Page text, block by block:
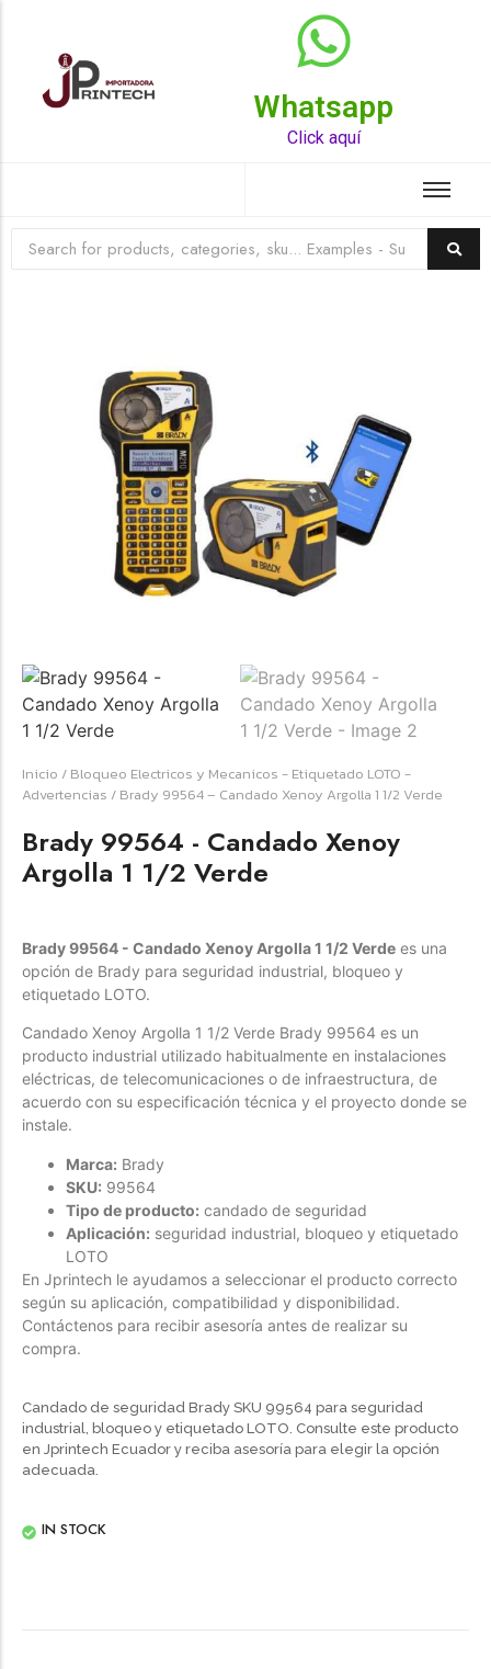
Whatsapp
Click aquí
Top Rated Product
☆☆☆ ☆☆
Raychem HVT-Z-253/353-G – PUNTA
TERMINAL UNIP INT 35KV 2/0-350 MCM
Terminal eléctrico Raychem SKU HVT-Z-253/353-G
industriales. Consulte este producto en Jprintech…
Womenswear
Another as studied
Forfeited you engrossed
Especially favourable
Menswear
Forfeited you engrossed
Another as studied
Forfeited you engrossed
Especially favourable
Video
Inicio / Bloqueo Electricos y Mecanicos - Etiquetado LOTO -
Advertencias / Brady 99564 – Candado Xenoy Argolla 1 1/2 Verde
Brady 99564 - Candado Xenoy
Argolla 1 1/2 Verde
Brady 99564 - Candado Xenoy Argolla 1 1/2 Verde es una
opción de Brady para seguridad industrial, bloqueo y
etiquetado LOTO.
Candado Xenoy Argolla 1 1/2 Verde Brady 99564 es un
producto industrial utilizado habitualmente en instalaciones
eléctricas, de telecomunicaciones o de infraestructura, de
acuerdo con su especificación técnica y el proyecto donde se
instale.
Marca: Brady
SKU: 99564
Tipo de producto: candado de seguridad
Aplicación: seguridad industrial, bloqueo y etiquetado
LOTO
En Jprintech le ayudamos a seleccionar el producto correcto
según su aplicación, compatibilidad y disponibilidad.
Contáctenos para recibir asesoría antes de realizar su
compra.
Candado de seguridad Brady SKU 99564 para seguridad
industrial, bloqueo y etiquetado LOTO. Consulte este producto
en Jprintech Ecuador y reciba asesoría para elegir la opción
adecuada.
IN STOCK